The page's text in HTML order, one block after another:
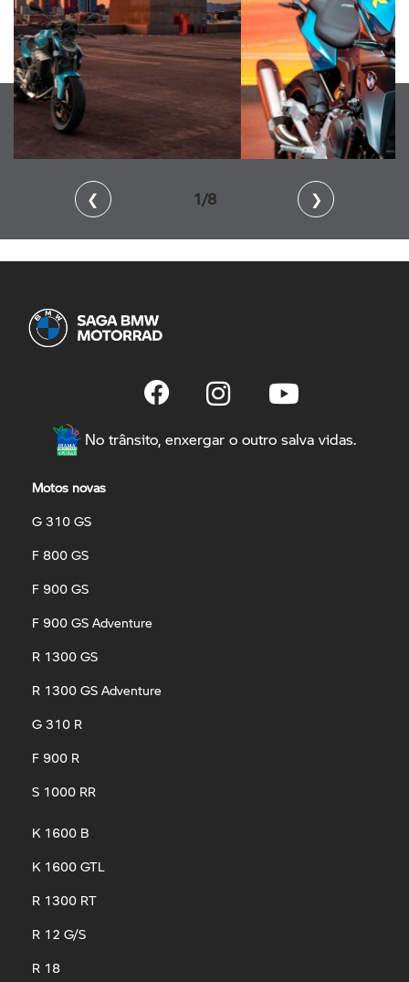
❮ 2/8 ❯
No trânsito, enxergar o outro salva vidas.
Motos novas
G 310 GS
F 800 GS
F 900 GS
F 900 GS Adventure
R 1300 GS
R 1300 GS Adventure
G 310 R
F 900 R
S 1000 RR
K 1600 B
K 1600 GTL
R 1300 RT
R 12 G/S
R 18